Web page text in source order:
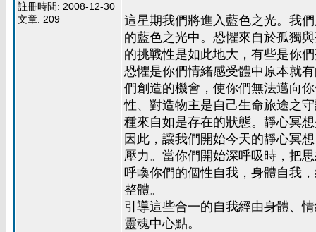
註冊時間: 2008-12-30
文章: 209
這星期我們將進入藍色之光。我
的藍色之光中。恐懼來自於孤獨
的挑戰性是如此地大，有些是你
恐懼是你們情緒感受體中原本就
們創造的機會，使你們無法邁向
性、對造物主是自己生命旅途之
種來自如是存在的狀態。靜心冥
因此，讓我們開始今天的靜心冥
壓力。當你們開始深呼吸時，把
呼喚你們的個性自我，身體自我
整體。
引導這些合一的自我經由身體、
靈魂中心點。